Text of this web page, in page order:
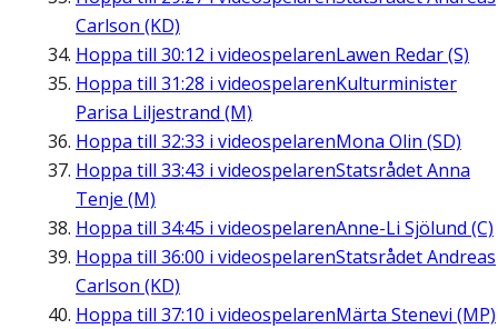
Carlson (KD)
Hoppa till 30:12 i videospelarenLawen Redar (S)
Hoppa till 31:28 i videospelarenKulturminister
Parisa Liljestrand (M)
Hoppa till 32:33 i videospelarenMona Olin (SD)
Hoppa till 33:43 i videospelarenStatsrådet Anna
Tenje (M)
Hoppa till 34:45 i videospelarenAnne-Li Sjölund (C)
Hoppa till 36:00 i videospelarenStatsrådet Andreas
Carlson (KD)
Hoppa till 37:10 i videospelarenMärta Stenevi (MP)